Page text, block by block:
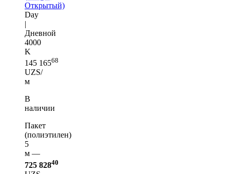
Открытый)
Day
|
Дневной
4000
K
145 16568
UZS/
м
В
наличии
Пакет
(полиэтилен)
5
м —
725 82840